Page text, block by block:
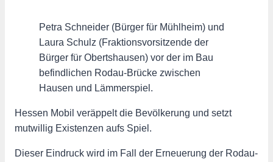
Petra Schneider (Bürger für Mühlheim) und
Laura Schulz (Fraktionsvorsitzende der
Bürger für Obertshausen) vor der im Bau
befindlichen Rodau-Brücke zwischen
Hausen und Lämmerspiel.
Hessen Mobil veräppelt die Bevölkerung und setzt
mutwillig Existenzen aufs Spiel.
Dieser Eindruck wird im Fall der Erneuerung der Rodau-